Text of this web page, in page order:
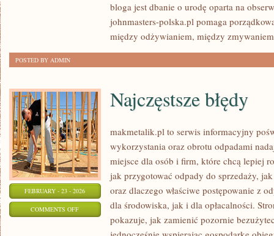
bloga jest dbanie o urodę oparta na
johnmasters-polska.pl pomaga
między odżywianiem, między
POSTED BY ADMIN
FEBRUARY - 23 - 2026
COMMENTS OFFON
NAJCZĘSTSZE
Najczęstsze błędy
makmetalik.pl to serwis informacyjny
wykorzystania oraz obrotu odpadami
miejsce dla osób i firm, które chcą lepiej
jak przygotować odpady do sprzedaży,
oraz dlaczego właściwe postępowanie z
dla środowiska, jak i dla opłacalności.
pokazuje, jak zamienić pozornie